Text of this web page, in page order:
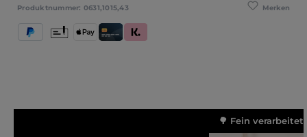
Merken
Produktnummer: 0631,1015,43
PayPal Apple PayKredit- und Debitkarte
Klarna (Rechnung / Ratenkauf / Sofort)
Vorkasse
🌳 Fein